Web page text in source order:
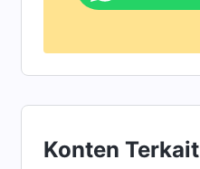
Konten Terkait